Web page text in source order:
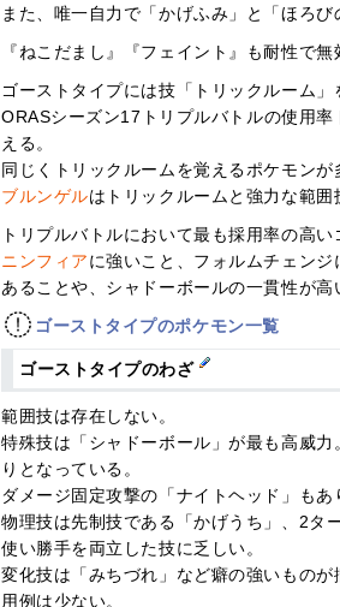
また、唯一自力で「かげふみ」と「ほろび
『ねこだまし』『フェイント』も耐性で
ゴーストタイプには技「トリックルーム」
ORASシーズン17トリプルバトルの使用
える。
同じくトリックルームを覚えるポケモンが
ブルンゲルはトリックルームと強力な範囲
トリプルバトルにおいて最も採用率の高
ニンフィアに強いこと、フォルムチェン
あることや、シャドーボールの一貫性が
ゴーストタイプのポケモン一覧
ゴーストタイプのわざ
範囲技は存在しない。
特殊技は「シャドーボール」が最も高威
りとなっている。
ダメージ固定攻撃の「ナイトヘッド」もあ
物理技は先制技である「かげうち」、2タ
使い勝手を両立した技に乏しい。
変化技は「みちづれ」など癖の強いもの
用例は少ない。